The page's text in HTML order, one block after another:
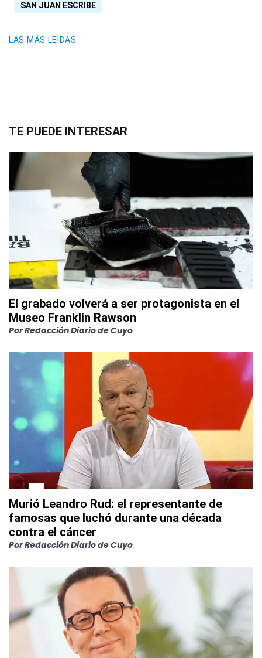
SAN JUAN ESCRIBE
LAS MÁS LEIDAS
TE PUEDE INTERESAR
El grabado volverá a ser protagonista en el
Museo Franklin Rawson
PorRedacción Diario de Cuyo
Murió Leandro Rud: el representante de
famosas que luchó durante una década
contra el cáncer
PorRedacción Diario de Cuyo